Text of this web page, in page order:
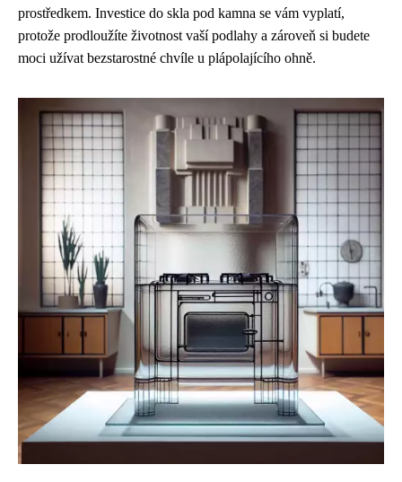
prostředkem. Investice do skla pod kamna se vám vyplatí,
protože prodloužíte životnost vaší podlahy a zároveň si budete
moci užívat bezstarostné chvíle u plápolajícího ohně.